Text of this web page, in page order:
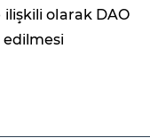
ilişkili olarak DAO